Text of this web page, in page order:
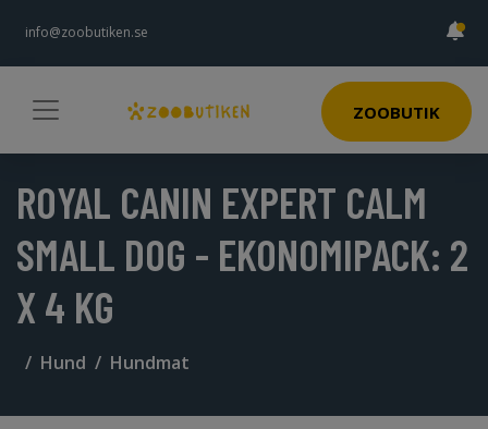
info@zoobutiken.se
ZOOBUTIK
ROYAL CANIN EXPERT CALM
SMALL DOG - EKONOMIPACK: 2
X 4 KG
Hund Hundmat